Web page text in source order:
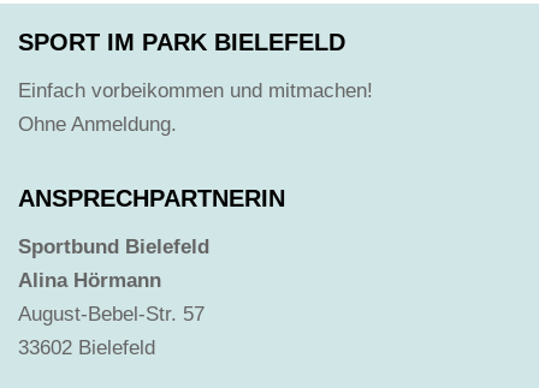
SPORT IM PARK BIELEFELD
Einfach vorbeikommen und mitmachen!
Ohne Anmeldung.
ANSPRECHPARTNERIN
Sportbund Bielefeld
Alina Hörmann
August-Bebel-Str. 57
33602 Bielefeld